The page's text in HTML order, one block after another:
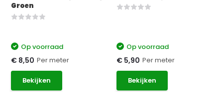
Groen
Op voorraad
€ 8,50 Per meter
Bekijken
Op voorraad
€ 5,90 Per meter
Bekijken